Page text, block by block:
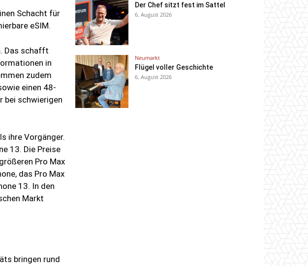
Schacht für
eSIM.
Das schafft
in
zudem
einen 48-
bei schwierigen
ihre Vorgänger.
13. Die Preise
Pro Max
das Pro Max
13. In den
Markt
bringen rund
Der Chef sitzt fest im Sattel
6. August 2026
Neumarkt
Flügel voller Geschichte
6. August 2026